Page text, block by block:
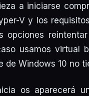
a iniciarse
V y los
opciones
usamos virtual
de Windows 10 no
os aparecerá